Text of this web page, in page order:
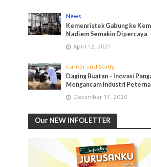
News
Kemenristek Gabung ke
Nadiem Semakin Dipercaya
April 12, 2021
Career and Study
Daging Buatan – Inovasi
Mengancam Industri
December 11, 2020
Our NEW INFOLETTER